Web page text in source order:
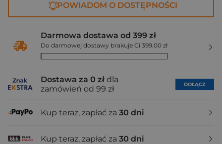
POWIADOM O DOSTĘPNOŚCI
Darmowa dostawa od 399 zł
Do darmowej dostawy brakuje Ci 399,00 zł
Dostawa za 0 zł dla
zamówień od 99 zł
DOŁĄCZ
Kup teraz, zapłać za 30 dni
Kup teraz, zapłać za 30 dni